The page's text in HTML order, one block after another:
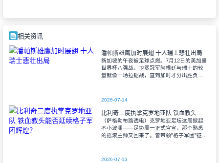
相关资讯
潘帕斯雄鹰加时展翅 十人瑞士悲壮出局
新加坡的午夜被足球点燃。7月12日的美加墨
世界杯八强战，卫冕冠军阿根廷与瑞士的较
量就像一场拉锯战，直到加时才分出胜负。
2026-07-14
比利奇二度执掌克罗地亚队 铁血教头能否延续格子军团辉煌？
（萨格勒布路透电）克罗地亚足坛这周掀起
不小波澜——足协周一正式官宣，那个熟悉
的摇滚主帅又回来了。曾带领"格子军团"征战
2026-07-13